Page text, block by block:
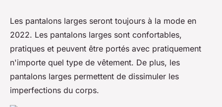
Les pantalons larges seront toujours à la mode en
2022. Les pantalons larges sont confortables,
pratiques et peuvent être portés avec pratiquement
n'importe quel type de vêtement. De plus, les
pantalons larges permettent de dissimuler les
imperfections du corps.